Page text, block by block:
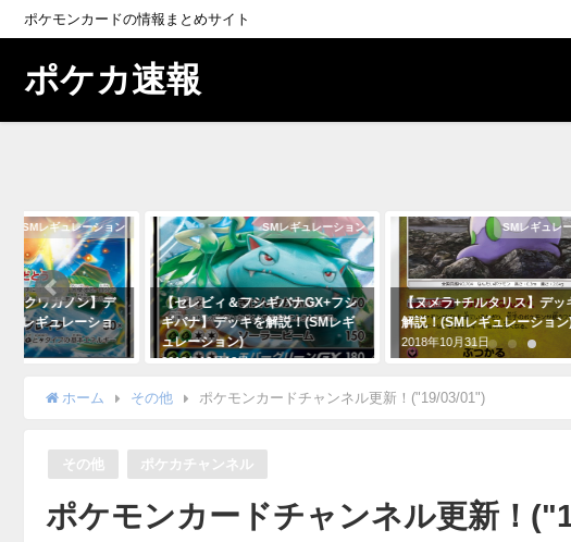
ポケモンカードの情報まとめサイト
ポケカ速報
SMレギュレーション
クワガノン】デ
レギュレーショ
SMレギュレーション
【セレビィ＆フシギバナGX+フシ
ギバナ】デッキを解説！(SMレギ
ュレーション)
2018年12月12日
SMレギュレ
【ヌメラ+チルタリス】デッ
解説！(SMレギュレーション
2018年10月31日
ホーム その他 ポケモンカードチャンネル更新！("19/03/01")
その他 ポケカチャンネル
ポケモンカードチャンネル更新！